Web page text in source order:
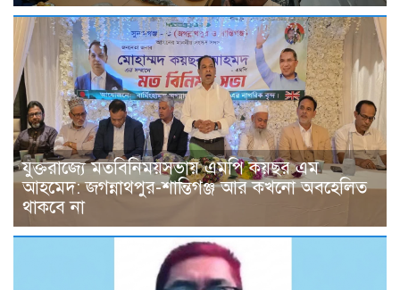
যুক্তরাজ্যে মতবিনিময়সভায় এমপি কয়ছর এম
আহমেদ: জগন্নাথপুর-শান্তিগঞ্জ আর কখনো অবহেলিত
থাকবে না